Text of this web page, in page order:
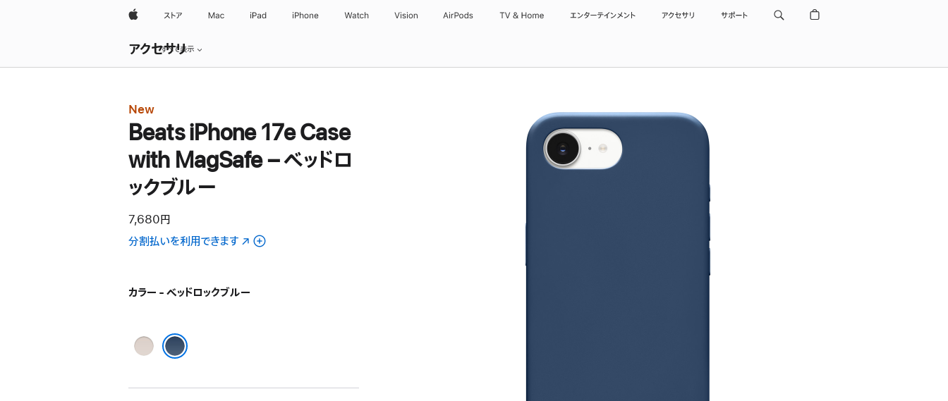
Appleストア Mac iPad iPhone Watch Vision AirPods TV & Home エンターテインメント アクセサリ サポート
アクセサリ
すべて表示
New
Beats iPhone 17e Case
with MagSafe – ベッドロ
ックブルー
7,680円
分割払いを利用できます
（新
き
カラー - ベッドロックブルー
ラ
ス